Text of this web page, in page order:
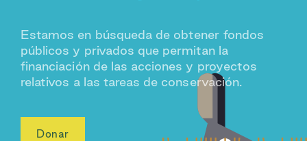
Estamos en búsqueda de obtener fondos
públicos y privados que permitan la
financiación de las acciones y proyectos
relativos a las tareas de conservación.
Donar